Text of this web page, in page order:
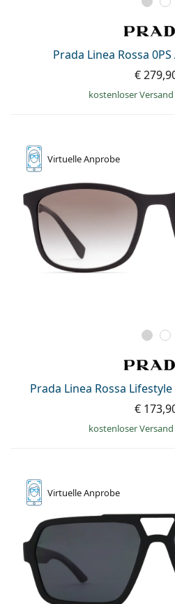
Prada Linea Rossa 0PS
€
kostenloser Versand
VirtuelleAnprobe
Prada Linea Rossa Lifestyle
€
kostenloser Versand
VirtuelleAnprobe